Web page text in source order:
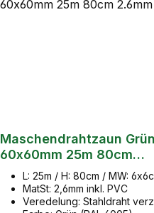
Maschendrahtzaun Grün
60x60mm 25m 80cm
2.6mmL: 25m / H: 80cm / MW:
MatSt: 2,6mm inkl. PVC
Veredelung: Stahldraht